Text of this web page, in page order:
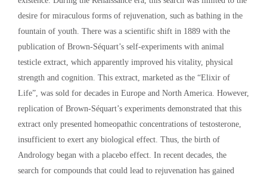
desire for miraculous forms of rejuvenation, such as bathing in the
fountain of youth. There was a scientific shift in 1889 with the
publication of Brown-Séquart’s self-experiments with animal
testicle extract, which apparently improved his vitality, physical
strength and cognition. This extract, marketed as the “Elixir of
Life”, was sold for decades in Europe and North America. However,
replication of Brown-Séquart’s experiments demonstrated that this
extract only presented homeopathic concentrations of testosterone,
insufficient to exert any biological effect. Thus, the birth of
Andrology began with a placebo effect. In recent decades, the
search for compounds that could lead to rejuvenation has gained